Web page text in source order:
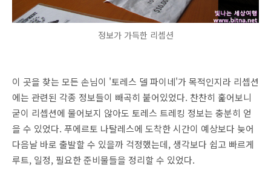
정보가 가득한 리셉션
이 곳을 찾는 모든 손님이 '토레스 델 파이네'가 목적인지라 리셉션
에는 관련된 각종 정보들이 빼곡히 붙어있었다. 찬찬히 훑어보니
굳이 리셉션에 물어보지 않아도 토레스 트레킹 정보는 충분히 얻
을 수 있었다. 푸에르토 나탈레스에 도착한 시간이 예상보다 늦어
다음날 바로 출발할 수 있을까 걱정했는데, 생각보다 쉽고 빠르게
루트, 일정, 필요한 준비물들을 정리할 수 있었다.